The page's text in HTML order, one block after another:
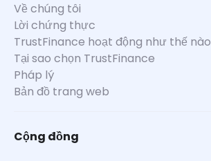
Về chúng tôi
Lời chứng thực
TrustFinance hoạt động như thế nào
Tại sao chọn TrustFinance
Pháp lý
Bản đồ trang web
Cộng đồng